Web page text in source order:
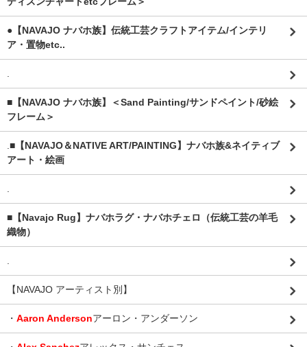
●【NAVAJO ナバホ族】伝統工芸クラフトアイテム/インテリ
ア・置物etc..
■【NAVAJO ナバホ族】＜Sand Painting/サンドペイント/砂絵
フレーム＞
■【NAVAJO＆NATIVE ART/PAINTING】ナバホ族&ネイティブ
アート・絵画
■【Navajo Rug】ナバホラグ・ナバホチェロ（伝統工芸の羊毛
織物）
【NAVAJO アーティスト別】
・ Aaron Andersonアーロン・アンダーソン